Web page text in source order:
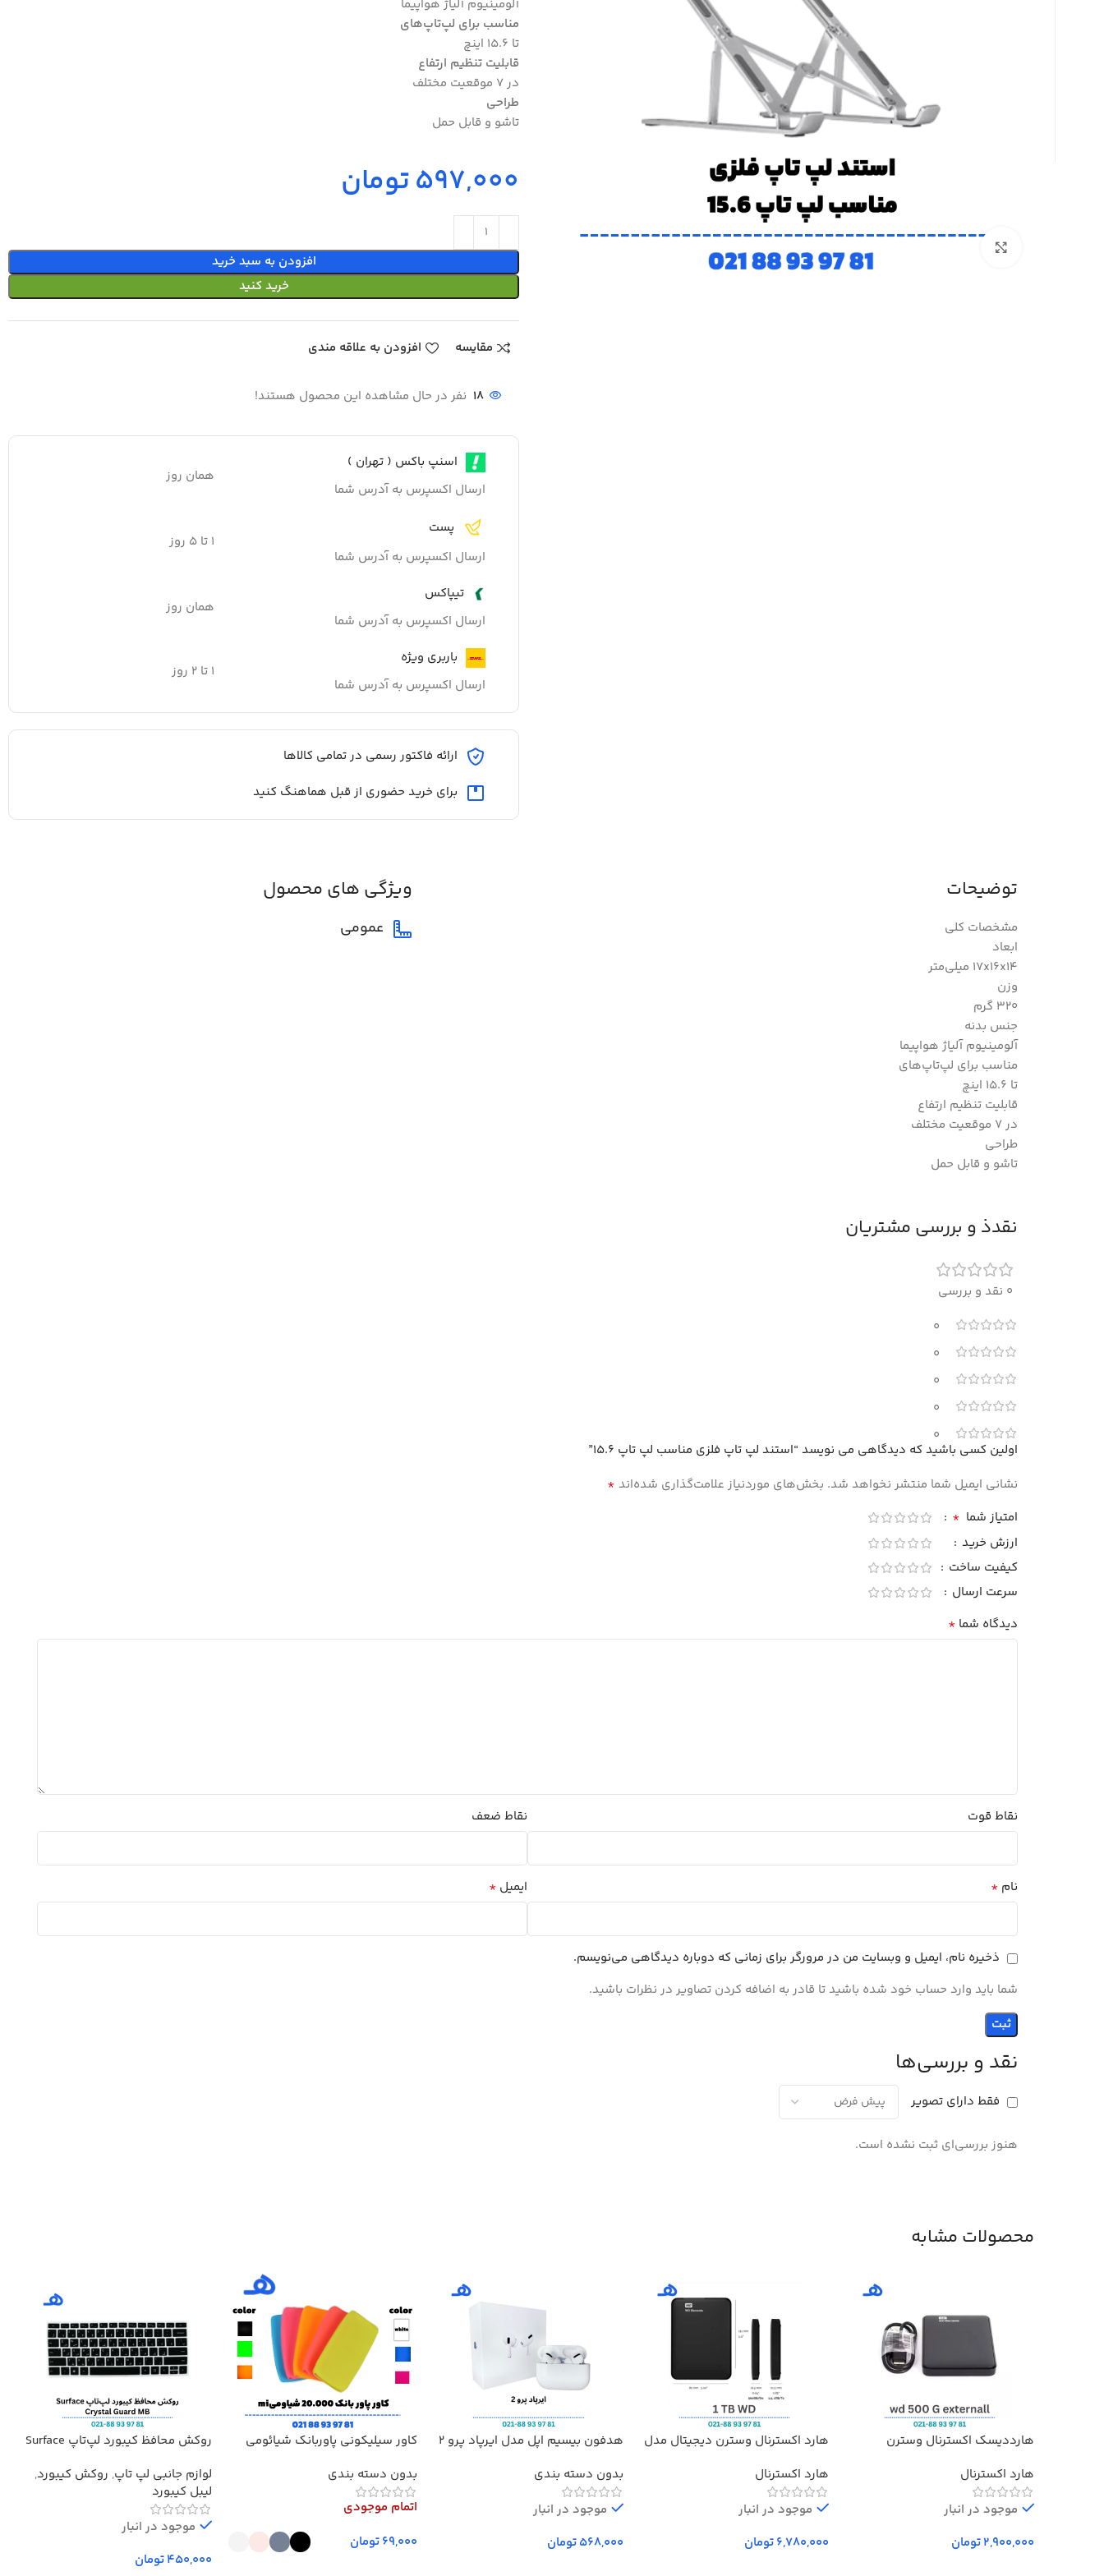
آلومینیوم آلیاژ هواپیما
مناسب برای لپ‌تاپ‌های
تا 15.6 اینچ
قابلیت تنظیم ارتفاع
در 7 موقعیت مختلف
طراحی
تاشو و قابل حمل
تومان
افزودن به سبد خرید
خرید کنید
مقایسه افزودن به علاقه مندی
18 نفر در حال مشاهده این محصول هستند!
اسنپ باکس ( تهران )
ارسال اکسپرس به آدرس شما
همان روز
پست
ارسال اکسپرس به آدرس شما
۱ تا ۵ روز
تیپاکس
ارسال اکسپرس به آدرس شما
همان روز
باربری ویژه
ارسال اکسپرس به آدرس شما
۱ تا ۲ روز
ارائه فاکتور رسمی در تمامی کالاها
برای خرید حضوری از قبل هماهنگ کنید
توضیحات
مشخصات کلی
ابعاد
17x16x14 میلی‌متر
وزن
320 گرم
جنس بدنه
آلومینیوم آلیاژ هواپیما
مناسب برای لپ‌تاپ‌های
تا 15.6 اینچ
قابلیت تنظیم ارتفاع
در 7 موقعیت مختلف
طراحی
تاشو و قابل حمل
ویژگی های محصول
عمومی
نقدذ و بررسی مشتریان
0 نقد و بررسی
0
0
0
0
0
نقد و بررسی‌ها
فقط دارای تصویر
هنوز بررسی‌ای ثبت نشده است.
اولین کسی باشید که دیدگاهی می نویسد “استند لپ تاپ فلزی مناسب لپ تاپ 15.6”
نشانی ایمیل شما منتشر نخواهد شد. بخش‌های موردنیاز علامت‌گذاری شده‌اند *
امتیاز شما *
ارزش خرید
کیفیت ساخت
سرعت ارسال
دیدگاه شما *
نقاط قوت نقاط ضعف
نام * ایمیل *
ذخیره نام، ایمیل و وبسایت من در مرورگر برای زمانی که دوباره دیدگاهی می‌نویسم.
شما باید وارد حساب خود شده باشید تا قادر به اضافه کردن تصاویر در نظرات باشید.
محصولات مشابه
هارددیسک اکسترنال وسترن
Elements External Hard Drive –
500GB
هارد اکسترنال
موجود در انبار
تومان
هارد اکسترنال وسترن دیجیتال مدل
هارد اکسترنال
موجود در انبار
تومان
هدفون بیسیم اپل مدل ایرپاد پرو 2
بدون دسته بندی
موجود در انبار
تومان
کاور سیلیکونی پاوربانک شیائومی
بدون دسته بندی
اتمام موجودی
تومان
روکش محافظ کیبورد لپ‌تاپ Surface
سیلیکونی Crystal Guard MB
لوازم جانبی لپ تاپ, روکش کیبورد,
لیبل کیبورد
موجود در انبار
تومان